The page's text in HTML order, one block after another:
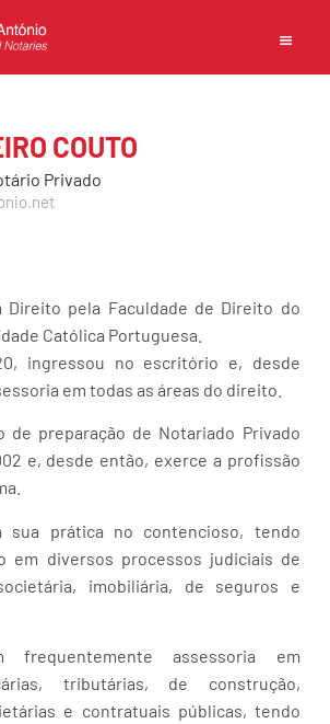
DE PRIVACIDADE
DE UTILIZAÇÃO
EN
COUTO
Privado
Direito pela Faculdade de Direito do
Católica Portuguesa.
ingressou no escritório e, desde
em todas as áreas do direito.
de preparação de Notariado Privado
e, desde então, exerce a profissão
sua prática no contencioso, tendo
em diversos processos judiciais de
imobiliária, de seguros e
frequentemente assessoria em
tributárias, de construção,
e contratuais públicas, tendo